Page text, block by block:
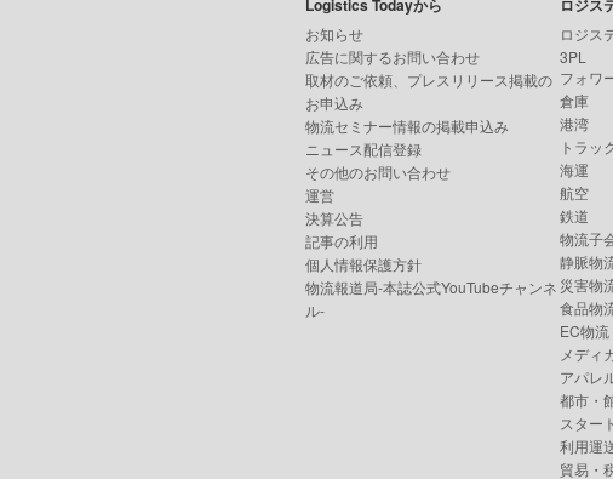
Logistics Todayから
お知らせ
広告に関するお問い合わせ
取材のご依頼、プレスリリース掲載の
お申込み
物流セミナー情報の掲載申込み
ニュース配信登録
その他のお問い合わせ
運営
決算公告
記事の利用
個人情報保護方針
物流報道局-本誌公式YouTubeチャンネ
ル-
ロジス
ロジス
3PL
フォワ
倉庫
港湾
トラッ
海運
航空
鉄道
物流子
静脈物
災害物
食品物
EC物流
メディ
アパレ
都市・
スター
利用運
貿易・